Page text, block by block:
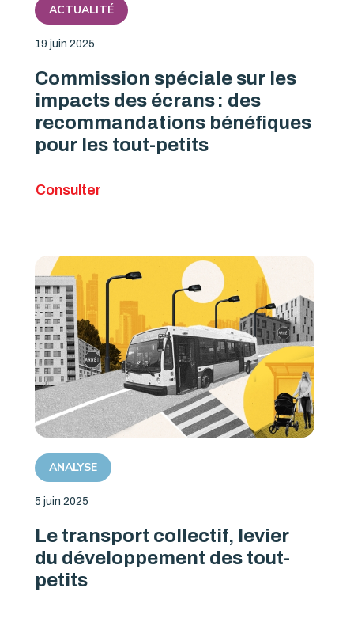
ACTUALITÉ
19 juin 2025
Commission spéciale sur les
impacts des écrans : des
recommandations bénéfiques
pour les tout-petits
Consulter
ANALYSE
5 juin 2025
Le transport collectif, levier
du développement des tout-
petits